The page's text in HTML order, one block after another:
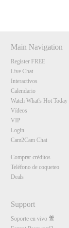
Main Navigation
Register FREE
Live Chat
Interactivos
Calendario
Watch What's Hot Today
Vídeos
VIP
Login
Cam2Cam Chat
Comprar créditos
Teléfono de coqueteo
Deals
Support
Soporte en vivo